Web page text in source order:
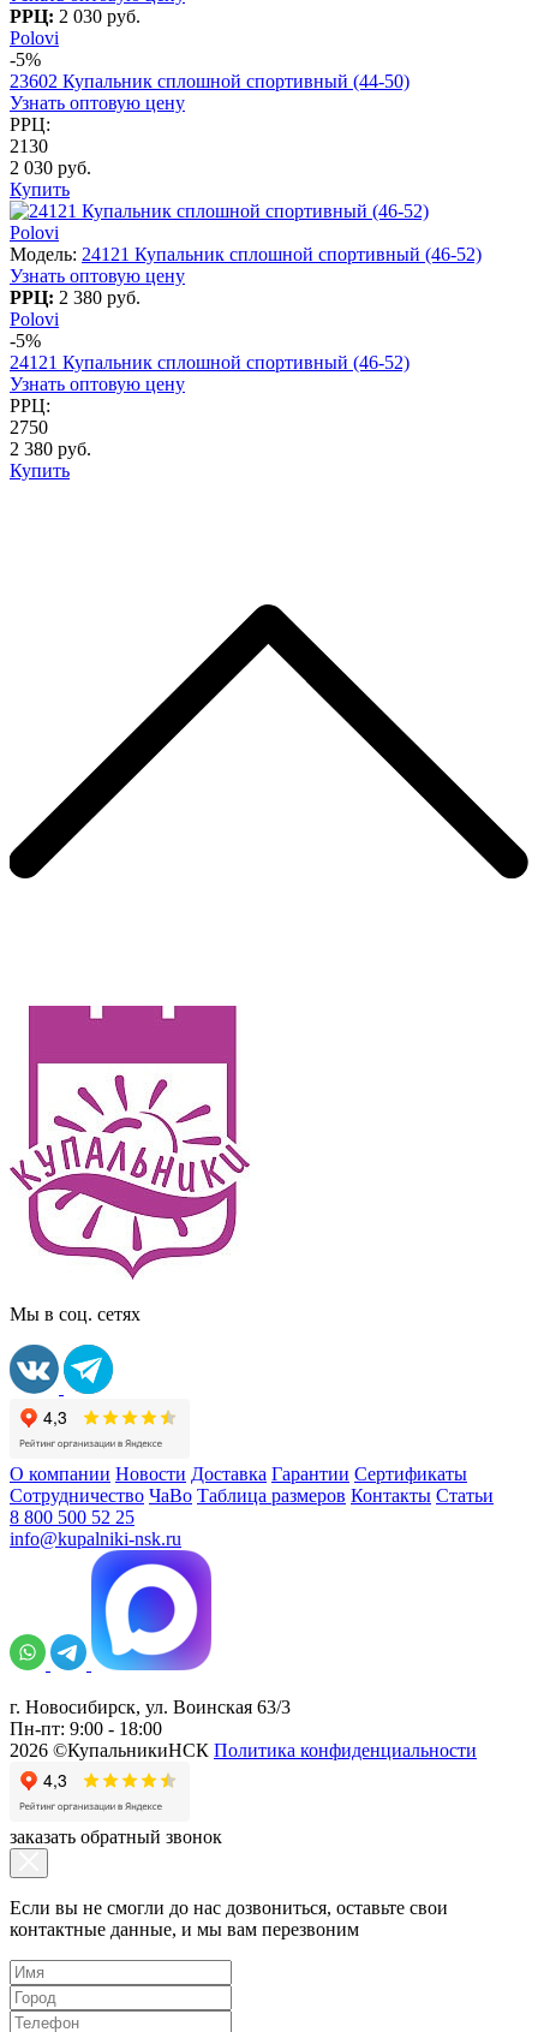
РРЦ: 2 030 руб.
Polovi
-5%
23602 Купальник сплошной спортивный (44-50)
Узнать оптовую цену
РРЦ:
2130
2 030 руб.
Купить
Polovi
Модель: 24121 Купальник сплошной спортивный (46-52)
Узнать оптовую цену
РРЦ: 2 380 руб.
Polovi
-5%
24121 Купальник сплошной спортивный (46-52)
Узнать оптовую цену
РРЦ:
2750
2 380 руб.
Купить
Мы в соц. сетях
О компании Новости Доставка Гарантии Сертификаты
Сотрудничество ЧаВо Таблица размеров Контакты Статьи
8 800 500 52 25
info@kupalniki-nsk.ru
г. Новосибирск, ул. Воинская 63/3
Пн-пт: 9:00 - 18:00
2026 ©КупальникиНСК Политика конфиденциальности
заказать обратный звонок
Если вы не смогли до нас дозвониться, оставьте свои
контактные данные, и мы вам перезвоним